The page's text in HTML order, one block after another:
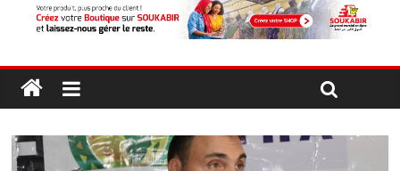
Nigeria : 308 otages libérés lors d’une vaste opération de